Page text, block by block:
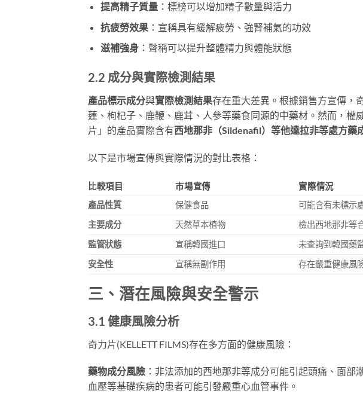
提高精子質量：標榜可以增加精子數量與活力
抗疲勞效果：宣稱具有緩解疲勞、強腎補氣的功效
滋補強身：聲稱可以提升整體精力與體能狀態
2.2 成分與實際檢測結果
產品標示成分與實際檢測結果存在重大差異。根據銷售方宣傳，
蓮、枸杞子、鹿鞭、鹿茸、人參等藥食同源的中藥材。然而，權
片」的產品實際含有西地那非（Sildenafil）等他達拉非等處方藥
以下是市場宣傳與實際情況的對比表格：
比較項目 市場宣傳
實際情況
產品性質
保健食品
可能含有未標示
主要成分
天然草本植物
檢出西地那非等
監管狀態
宣稱韓國進口
未查詢到韓國藥
安全性
宣稱無副作用 存在嚴重健康風
三、潛在風險與安全警示
3.1 健康風險分析
奇力片(KELLETT FILMS)存在多方面的健康風險：
藥物成分風險 ：非法添加的西地那非等成分可能引起頭痛、面
血壓等基礎疾病的患者可能引發嚴重心血管事件。